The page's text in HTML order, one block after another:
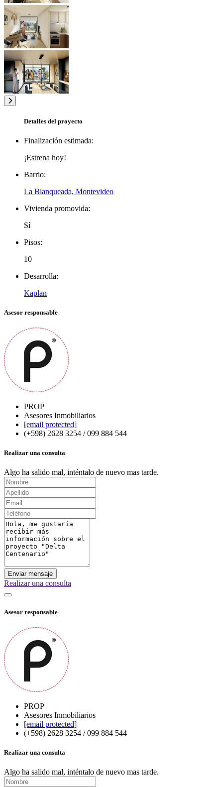
Detalles del proyecto
Finalización estimada:
¡Estrena hoy!
Barrio:
La Blanqueada, Montevideo
Vivienda promovida:
Sí
Pisos:
10
Desarrolla:
Kaplan
Asesor responsable
PROP
Asesores Inmobiliarios
[email protected]
(+598) 2628 3254 / 099 884 544
Realizar una consulta
Algo ha salido mal, inténtalo de nuevo mas tarde.
Enviar mensaje
Realizar una consulta
Asesor responsable
PROP
Asesores Inmobiliarios
[email protected]
(+598) 2628 3254 / 099 884 544
Realizar una consulta
Algo ha salido mal, inténtalo de nuevo mas tarde.